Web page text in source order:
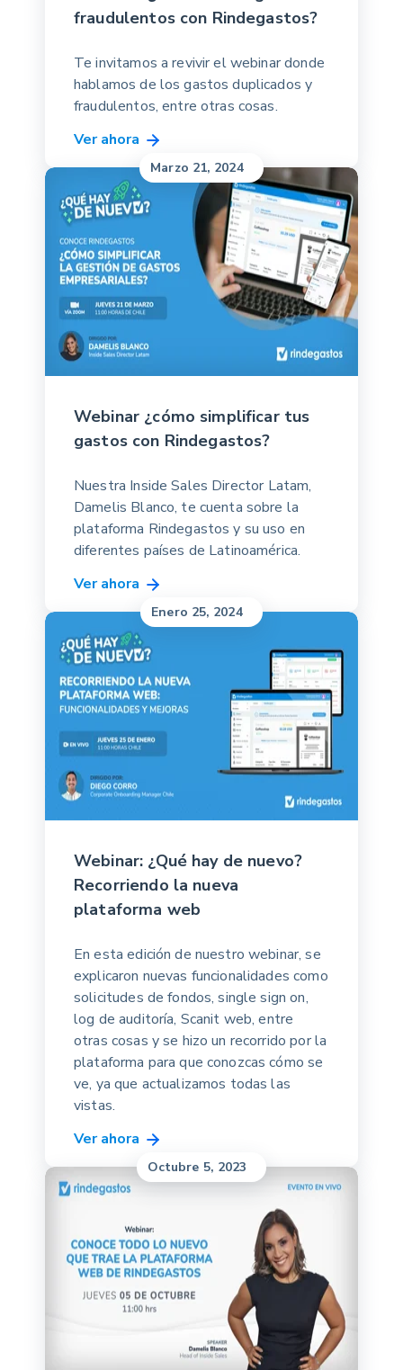
fraudulentos con Rindegastos?
Te invitamos a revivir el webinar donde
hablamos de los gastos duplicados y
fraudulentos, entre otras cosas.
Ver ahora
Marzo 21, 2024
Webinar ¿cómo simplificar tus
gastos con Rindegastos?
Nuestra Inside Sales Director Latam,
Damelis Blanco, te cuenta sobre la
plataforma Rindegastos y su uso en
diferentes países de Latinoamérica.
Ver ahora
Enero 25, 2024
Webinar: ¿Qué hay de nuevo?
Recorriendo la nueva
plataforma web
En esta edición de nuestro webinar, se
explicaron nuevas funcionalidades como
solicitudes de fondos, single sign on,
log de auditoría, Scanit web, entre
otras cosas y se hizo un recorrido por la
plataforma para que conozcas cómo se
ve, ya que actualizamos todas las
vistas.
Ver ahora
Octubre 5, 2023